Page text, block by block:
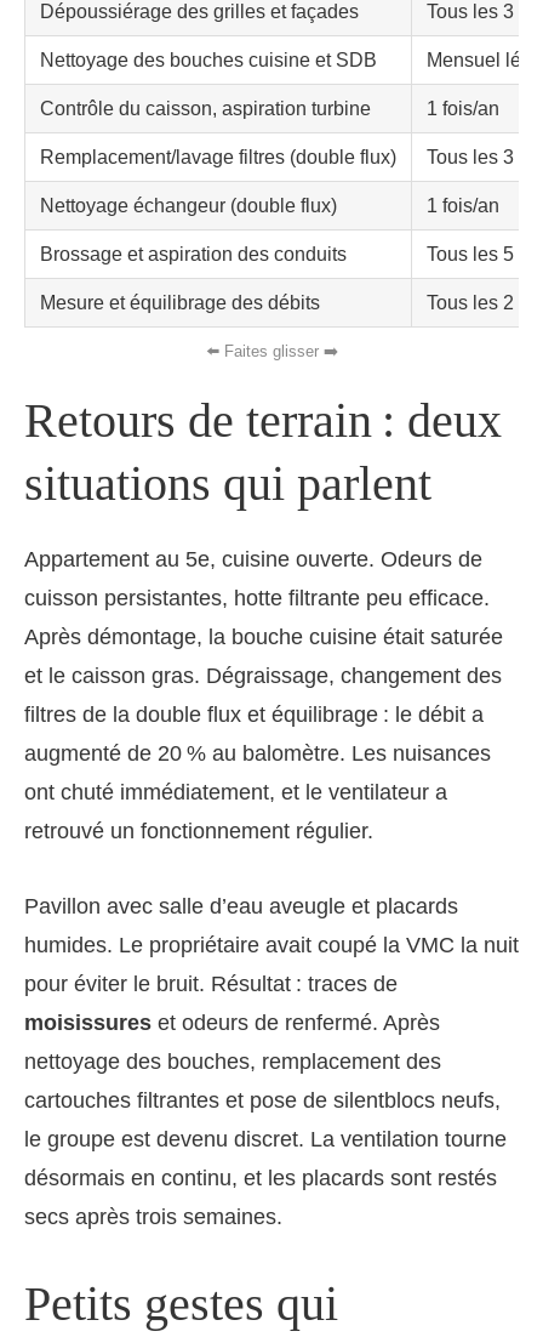
Dépoussiérage des grilles et façades Tous les 3
Nettoyage des bouches cuisine et SDB Mensuel
Contrôle du caisson, aspiration turbine 1 fois/an
Remplacement/lavage filtres (double flux) Tous les 3 à
Nettoyage échangeur (double flux) 1 fois/an
Brossage et aspiration des conduits Tous les 5 à
Mesure et équilibrage des débits Tous les 2 à
Retours de terrain : deux
situations qui parlent
Appartement au 5e, cuisine ouverte. Odeurs de
cuisson persistantes, hotte filtrante peu efficace.
Après démontage, la bouche cuisine était saturée
et le caisson gras. Dégraissage, changement des
filtres de la double flux et équilibrage : le débit a
augmenté de 20 % au balomètre. Les nuisances
ont chuté immédiatement, et le ventilateur a
retrouvé un fonctionnement régulier.
Pavillon avec salle d’eau aveugle et placards
humides. Le propriétaire avait coupé la VMC la nuit
pour éviter le bruit. Résultat : traces de
moisissures et odeurs de renfermé. Après
nettoyage des bouches, remplacement des
cartouches filtrantes et pose de silentblocs neufs,
le groupe est devenu discret. La ventilation tourne
désormais en continu, et les placards sont restés
secs après trois semaines.
Petits gestes qui